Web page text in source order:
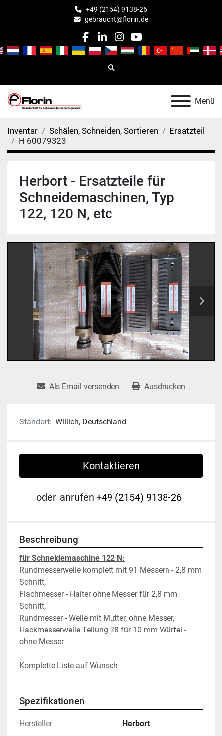
+49 (2154) 9138-26
gebraucht@florin.de
facebook
linkedin
instagram
youtube
Suche
Menü
Inventar Schälen, Schneiden, Sortieren
Ersatzteil
H 60079323
Herbort - Ersatzteile für
Schneidemaschinen, Typ
122, 120 N, etc
Als Email versenden Ausdrucken
Standort: Willich, Deutschland
Kontaktieren
oder anrufen +49 (2154) 9138-26
Beschreibung
für Schneidemaschine 122 N:
Rundmesserwelle komplett mit 91 Messern - 2,8 mm
Schnitt,
Flachmesser - Halter ohne Messer für 2,8 mm
Schnitt,
Rundmesser - Welle mit Mutter, ohne Messer,
Hackmesserwelle Teilung 28 für 10 mm Würfel -
ohne Messer
Komplette Liste auf Wunsch
Spezifikationen
Hersteller Herbort